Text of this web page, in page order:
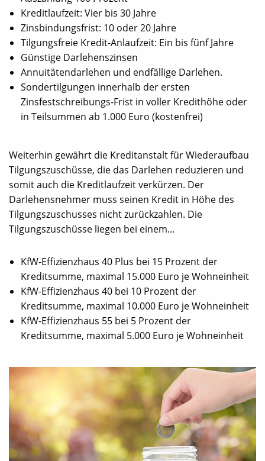
Kreditlaufzeit: Vier bis 30 Jahre
Zinsbindungsfrist: 10 oder 20 Jahre
Tilgungsfreie Kredit-Anlaufzeit: Ein bis fünf Jahre
Günstige Darlehenszinsen
Annuitätendarlehen und endfällige Darlehen.
Sondertilgungen innerhalb der ersten
Zinsfestschreibungs-Frist in voller Kredithöhe oder
in Teilsummen ab 1.000 Euro (kostenfrei)
Weiterhin gewährt die Kreditanstalt für Wiederaufbau
Tilgungszuschüsse, die das Darlehen reduzieren und
somit auch die Kreditlaufzeit verkürzen. Der
Darlehensnehmer muss seinen Kredit in Höhe des
Tilgungszuschusses nicht zurückzahlen. Die
Tilgungszuschüsse liegen bei einem...
KfW-Effizienzhaus 40 Plus bei 15 Prozent der
Kreditsumme, maximal 15.000 Euro je Wohneinheit
KfW-Effizienzhaus 40 bei 10 Prozent der
Kreditsumme, maximal 10.000 Euro je Wohneinheit
KfW-Effizienzhaus 55 bei 5 Prozent der
Kreditsumme, maximal 5.000 Euro je Wohneinheit